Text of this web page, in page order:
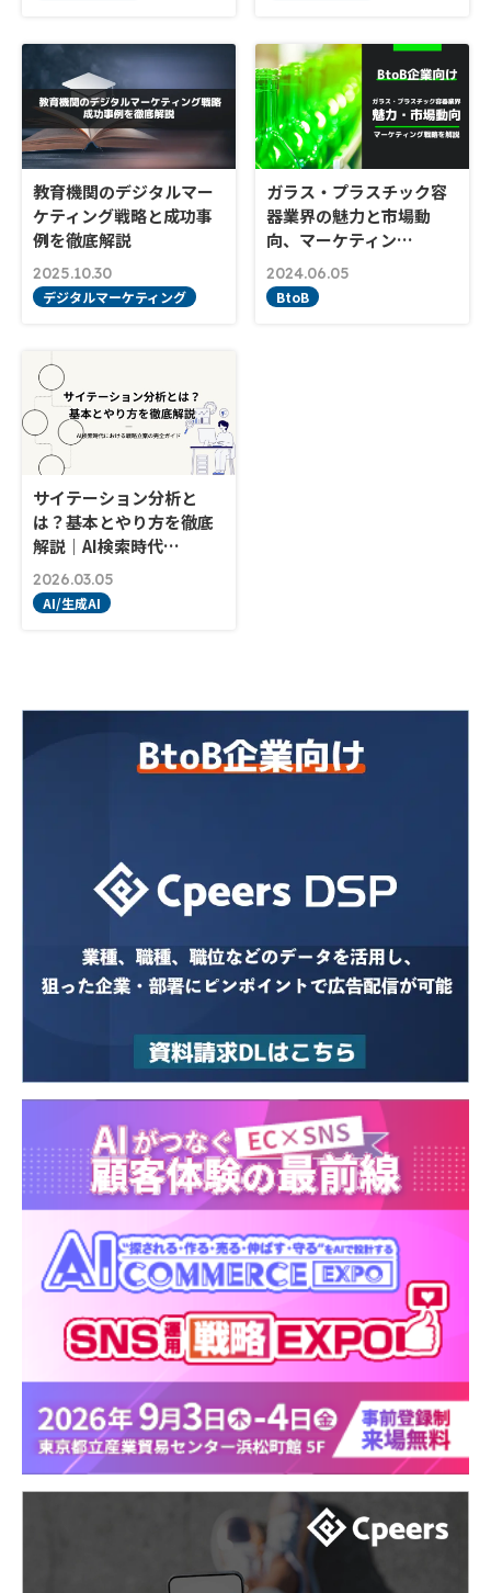
教育機関のデジタルマー
ケティング戦略と成功事
例を徹底解説
2025.10.30
デジタルマーケティング
ガラス・プラスチック容
器業界の魅力と市場動
向、マーケティン…
2024.06.05
BtoB
サイテーション分析と
は？基本とやり方を徹底
解説｜AI検索時代…
2026.03.05
AI/生成AI